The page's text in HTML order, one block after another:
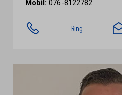
Mobil: 076-8122782
Ring